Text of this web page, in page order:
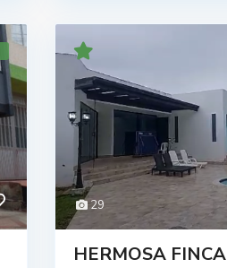
29
HERMOSA FINCA